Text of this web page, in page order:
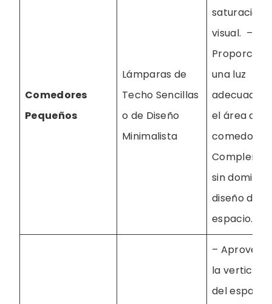
Comedores
Pequeños
Lámparas de
Techo Sencillas
o de Diseño
Minimalista
saturación
visual. –
una luz
adecuada
el área de
comedor. –
sin dominar
diseño del
espacio.
–
la
del